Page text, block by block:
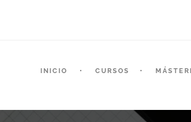
INICIO CURSOS